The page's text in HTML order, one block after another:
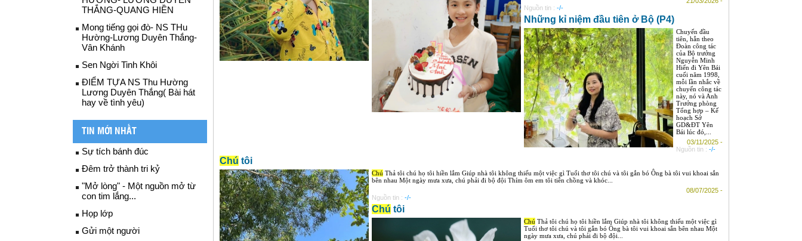
THẮNG-QUANG HIỀN
Mong tiếng gọi đò- NS THu
Hường-Lương Duyên Thắng-
Vân Khánh
Sen Ngời Tinh Khôi
ĐIỂM TỰA NS Thu Hường
Lương Duyên Thắng( Bài hát
hay về tình yêu)
TIN MỚI NHẤT
Sự tích bánh đúc
Đêm trở thành tri kỷ
"Mở lòng" - Một nguồn mở từ
con tim lắng...
Họp lớp
Gửi một người
Nguồn tin : -/-
Những kỉ niệm đầu tiên ở Bộ (P4)
Chuyến đầu
tiên, hắn theo
Đoàn công tác
của Bộ trưởng
Nguyễn Minh
Hiển đi Yên Bái
cuối năm 1998,
mỗi lần nhắc về
chuyến công tác
này, nó và Anh
Trưởng phòng
Tổng hợp – Kế
hoạch Sở
GD&ĐT Yên
Bái lúc đó,...
03/11/2025 -
Nguồn tin : -/-
Chú tôi
Chú Thả tôi chú họ tôi hiền lắm Giúp nhà tôi không thiếu một việc gì Tuổi thơ tôi chú và tôi gắn bó Ông bà tôi vui khoai sắn
bên nhau Một ngày mưa xưa, chú phải đi bộ đội Thím ôm em tôi tiễn chồng và khóc...
08/07/2025 -
Nguồn tin : -/-
Chú tôi
Chú Thả tôi chú họ tôi hiền lắm Giúp nhà tôi không thiếu một việc gì
Tuổi thơ tôi chú và tôi gắn bó Ông bà tôi vui khoai sắn bên nhau Một
ngày mưa xưa, chú phải đi bộ đội...